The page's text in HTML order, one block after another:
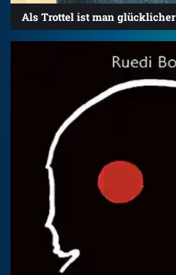
Als Trottel ist man glücklicher